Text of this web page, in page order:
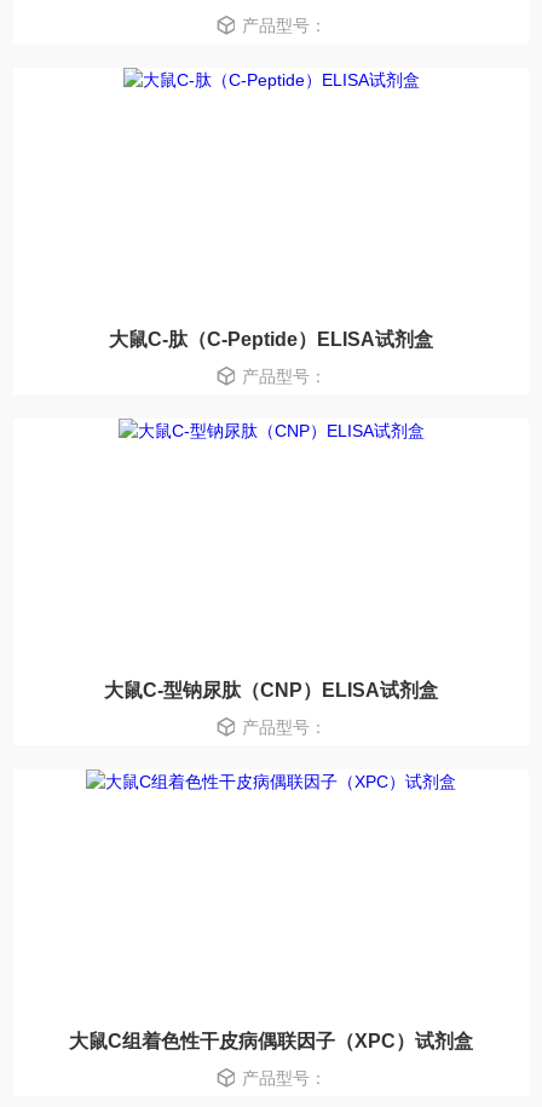
产品型号：
大鼠C-肽（C-Peptide）ELISA试剂盒
产品型号：
大鼠C-型钠尿肽（CNP）ELISA试剂盒
产品型号：
大鼠C组着色性干皮病偶联因子（XPC）试剂盒
产品型号：